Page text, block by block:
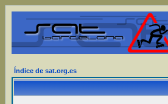
Índice de sat.org.es